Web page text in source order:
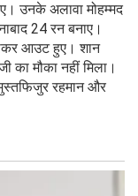
उनके अलावा मोहम्मद
24 रन बनाए।
आउट हुए। शान
का मौका नहीं मिला।
रहमान और